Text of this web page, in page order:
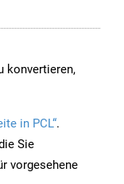
konvertieren,
in PCL“.
Sie
vorgesehene